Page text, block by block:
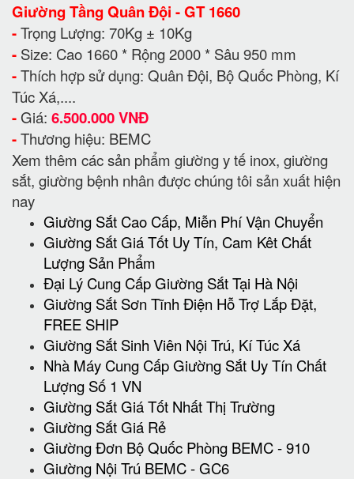
Giường Tầng Quân Đội - GT 1660
-Trọng Lượng: 70Kg ± 10Kg
- Size: Cao 1660 * Rộng 2000 * Sâu 950 mm
-Thích hợp sử dụng: Quân Đội, Bộ Quốc Phòng, Kí
Túc Xá,....
- Giá: 6.500.000 VNĐ
-Thương hiệu: BEMC
Xem thêm các sản phẩm giường y tế inox, giường
sắt, giường bệnh nhân được chúng tôi sản xuất hiện
nay
Giường Sắt Cao Cấp, Miễn Phí Vận Chuyển
Giường Sắt Giá Tốt Uy Tín, Cam Kêt Chất
Lượng Sản Phẩm
Đại Lý Cung Cấp Giường Sắt Tại Hà Nội
Giường Sắt Sơn Tĩnh Điện Hỗ Trợ Lắp Đặt,
FREE SHIP
Giường Sắt Sinh Viên Nội Trú, Kí Túc Xá
Nhà Máy Cung Cấp Giường Sắt Uy Tín Chất
Lượng Số 1 VN
Giường Sắt Giá Tốt Nhất Thị Trường
Giường Sắt Giá Rẻ
Giường Đơn Bộ Quốc Phòng BEMC - 910
Giường Nội Trú BEMC - GC6